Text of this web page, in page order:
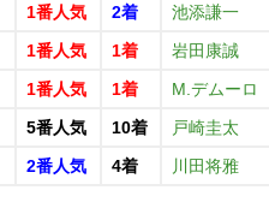
1番人気 2着 池添謙一
1番人気 1着 岩田康誠
1番人気 1着 M.デムーロ
5番人気 10着 戸崎圭太
2番人気 4着 川田将雅